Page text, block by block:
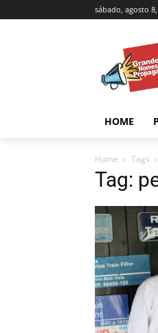
sábado, agosto
HOME
Home Tags
Tag: